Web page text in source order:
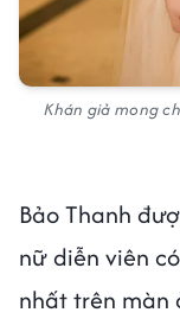
Khán giả mong
Bảo Thanh
nữ diễn viên
nhất trên màn